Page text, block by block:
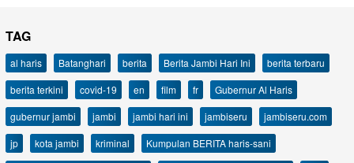
TAG
al haris Batanghari berita Berita Jambi Hari Ini
berita terbaru
berita terkini
covid-19 en film fr
Gubernur Al Haris
gubernur jambi
jambi jambi hari ini jambiseru
jambiseru.com
jp
kota jambi kriminal
Kumpulan BERITA haris-sani